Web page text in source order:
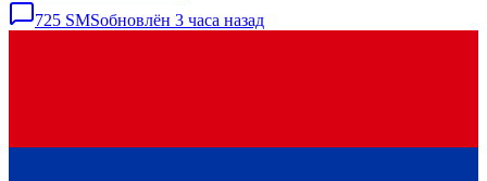
725 SMSобновлён 3 часа назад